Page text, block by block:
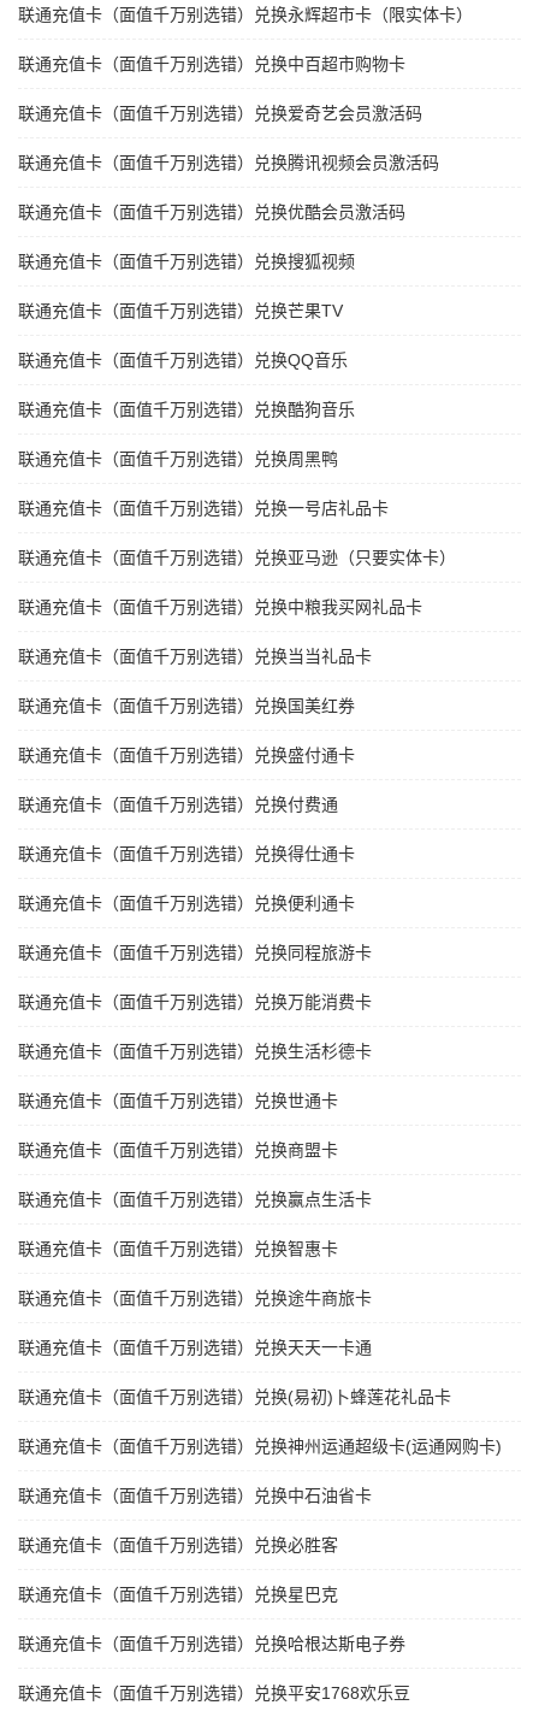
联通充值卡（面值千万别选错）兑换永辉超市卡（限实体卡）
联通充值卡（面值千万别选错）兑换中百超市购物卡
联通充值卡（面值千万别选错）兑换爱奇艺会员激活码
联通充值卡（面值千万别选错）兑换腾讯视频会员激活码
联通充值卡（面值千万别选错）兑换优酷会员激活码
联通充值卡（面值千万别选错）兑换搜狐视频
联通充值卡（面值千万别选错）兑换芒果TV
联通充值卡（面值千万别选错）兑换QQ音乐
联通充值卡（面值千万别选错）兑换酷狗音乐
联通充值卡（面值千万别选错）兑换周黑鸭
联通充值卡（面值千万别选错）兑换一号店礼品卡
联通充值卡（面值千万别选错）兑换亚马逊（只要实体卡）
联通充值卡（面值千万别选错）兑换中粮我买网礼品卡
联通充值卡（面值千万别选错）兑换当当礼品卡
联通充值卡（面值千万别选错）兑换国美红券
联通充值卡（面值千万别选错）兑换盛付通卡
联通充值卡（面值千万别选错）兑换付费通
联通充值卡（面值千万别选错）兑换得仕通卡
联通充值卡（面值千万别选错）兑换便利通卡
联通充值卡（面值千万别选错）兑换同程旅游卡
联通充值卡（面值千万别选错）兑换万能消费卡
联通充值卡（面值千万别选错）兑换生活杉德卡
联通充值卡（面值千万别选错）兑换世通卡
联通充值卡（面值千万别选错）兑换商盟卡
联通充值卡（面值千万别选错）兑换赢点生活卡
联通充值卡（面值千万别选错）兑换智惠卡
联通充值卡（面值千万别选错）兑换途牛商旅卡
联通充值卡（面值千万别选错）兑换天天一卡通
联通充值卡（面值千万别选错）兑换(易初)卜蜂莲花礼品卡
联通充值卡（面值千万别选错）兑换神州运通超级卡(运通网购卡)
联通充值卡（面值千万别选错）兑换中石油省卡
联通充值卡（面值千万别选错）兑换必胜客
联通充值卡（面值千万别选错）兑换星巴克
联通充值卡（面值千万别选错）兑换哈根达斯电子券
联通充值卡（面值千万别选错）兑换平安1768欢乐豆